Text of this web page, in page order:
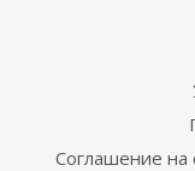
Соглашение на